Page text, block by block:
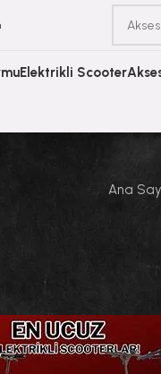
Elektrikli Scooter
Ana
Tavsiyeleri